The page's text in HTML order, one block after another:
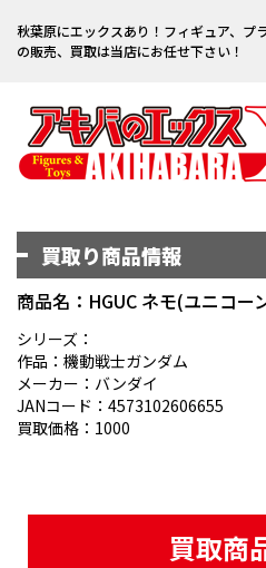
秋葉原にエックスあり！フィギュア、プ
の販売、買取は当店にお任せ下さい！
イベント情報
宅配買取のご案内
DELIVERY PURCHASE
買取お申し込み
ASSESSMENT
買取り商品情報
商品名：HGUC ネモ(ユニコー
シリーズ：
作品：機動戦士ガンダム
メーカー：バンダイ
JANコード：4573102606655
買取価格：1000
買取商